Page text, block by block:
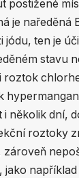
postižené
je naředěná
jódu, ten je
stavu
roztok
několik dní,
roztoky
zároveň
jako